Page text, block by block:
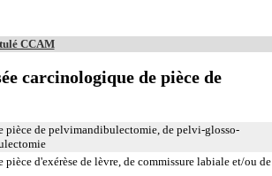
CCAM
carcinologique de pièce de
pièce de pelvimandibulectomie, de pelvi-glosso-
d'exérèse de lèvre, de commissure labiale et/ou de